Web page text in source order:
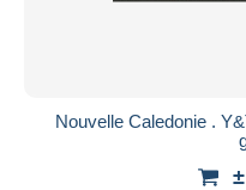
Nouvelle Caledonie .